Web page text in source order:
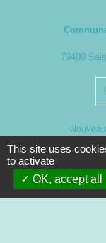
79400
À
This site uses
to activate
OK, accept all